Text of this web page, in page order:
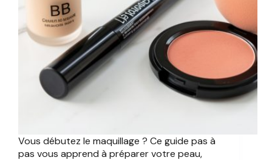
Vous débutez le maquillage ? Ce guide pas à
pas vous apprend à préparer votre peau,